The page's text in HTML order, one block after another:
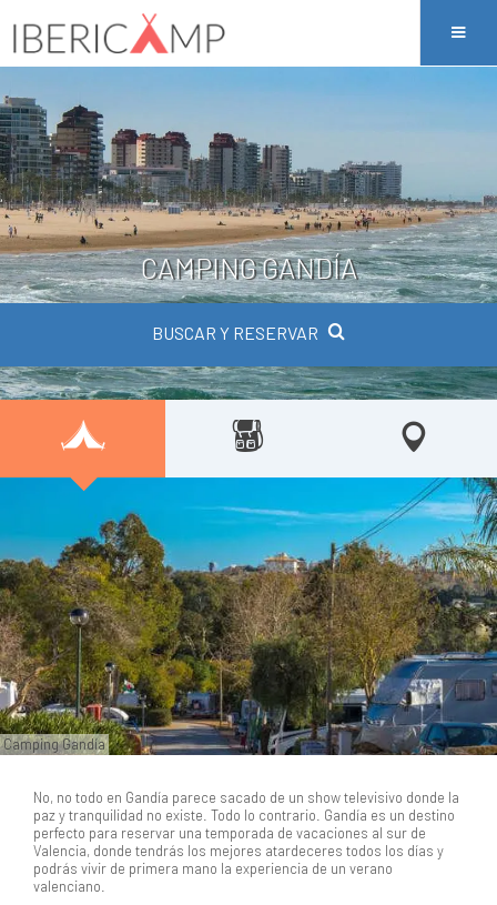
CAMPING GANDÍA
BUSCAR Y RESERVAR
Camping Gandía
No, no todo en Gandía parece sacado de un show televisivo donde la
paz y tranquilidad no existe. Todo lo contrario. Gandía es un destino
perfecto para reservar una temporada de vacaciones al sur de
Valencia, donde tendrás los mejores atardeceres todos los días y
podrás vivir de primera mano la experiencia de un verano
valenciano.